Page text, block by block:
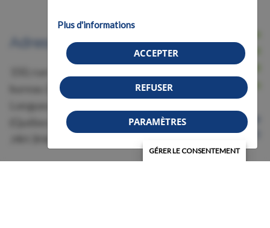
Adresse
bureau 228
Longueuil
Avis légal, conditions d'utilisation et
confidentialité
Crédits
Organisme de bienfaisance
Numéro 87583011RR0001
Plus d'informations
ACCEPTER
REFUSER
PARAMÈTRES
GÉRER LE CONSENTEMENT